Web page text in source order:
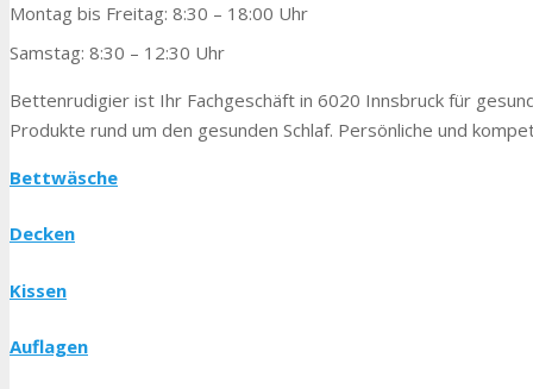
Montag bis Freitag: 8:30 – 18:00 Uhr
Samstag: 8:30 – 12:30 Uhr
Bettenrudigier ist Ihr Fachgeschäft in 6020 Innsbruck für
Produkte rund um den gesunden Schlaf. Persönliche und
Bettwäsche
Decken
Kissen
Auflagen